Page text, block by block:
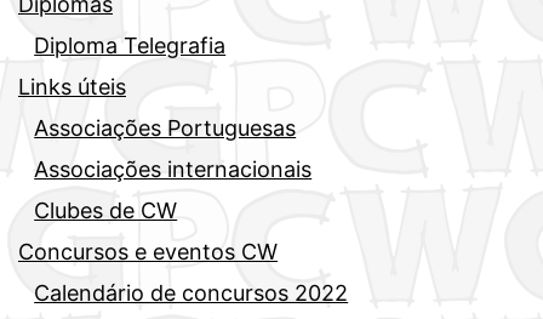
Diploma Telegrafia
Links úteis
Associações Portuguesas
Associações internacionais
Clubes de CW
Concursos e eventos CW
Calendário de concursos 2022